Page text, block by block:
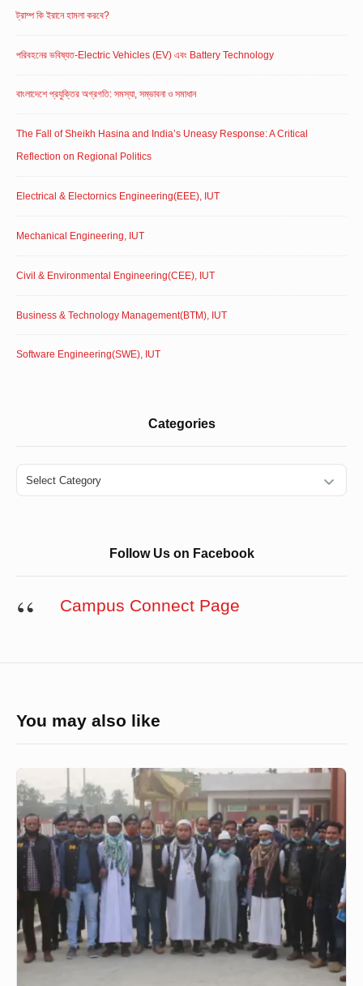
ট্রাম্প কি ইরানে হামলা করবে?
পরিবহনের ভবিষ্যত-Electric Vehicles (EV) এবং Battery Technology
বাংলাদেশে প্রযুক্তির অগ্রগতি: সমস্যা, সম্ভাবনা ও সমাধান
The Fall of Sheikh Hasina and India’s Uneasy Response: A Critical
Reflection on Regional Politics
Electrical & Electornics Engineering(EEE), IUT
Mechanical Engineering, IUT
Civil & Environmental Engineering(CEE), IUT
Business & Technology Management(BTM), IUT
Software Engineering(SWE), IUT
Categories
Categories
Follow Us on Facebook
Campus Connect Page
You may also like
মামুনুল-
ফয়জুলের
বয়ান
শুনে
মূর্তি
ভাঙতে
উদ্বুদ্ধ
হয়
দুই